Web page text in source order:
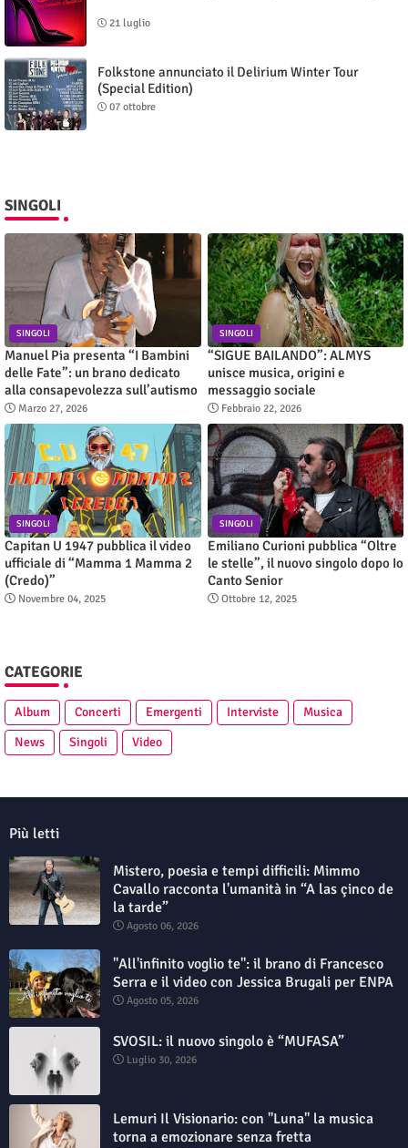
21 luglio
Folkstone annunciato il Delirium Winter Tour
(Special Edition)
07 ottobre
SINGOLI
SINGOLI
Manuel Pia presenta “I Bambini
delle Fate”: un brano dedicato
alla consapevolezza sull’autismo
Marzo 27, 2026
SINGOLI
“SIGUE BAILANDO”: ALMYS
unisce musica, origini e
messaggio sociale
Febbraio 22, 2026
SINGOLI
Capitan U 1947 pubblica il video
ufficiale di “Mamma 1 Mamma 2
(Credo)”
Novembre 04, 2025
SINGOLI
Emiliano Curioni pubblica “Oltre
le stelle”, il nuovo singolo dopo Io
Canto Senior
Ottobre 12, 2025
CATEGORIE
Album Concerti Emergenti Interviste
Musica
News
Singoli Video
Più letti
Mistero, poesia e tempi difficili: Mimmo
Cavallo racconta l'umanità in “A las çinco de
la tarde”
Agosto 06, 2026
"All'infinito voglio te": il brano di Francesco
Serra e il video con Jessica Brugali per ENPA
Agosto 05, 2026
SVOSIL: il nuovo singolo è “MUFASA”
Luglio 30, 2026
Lemuri Il Visionario: con "Luna" la musica
torna a emozionare senza fretta